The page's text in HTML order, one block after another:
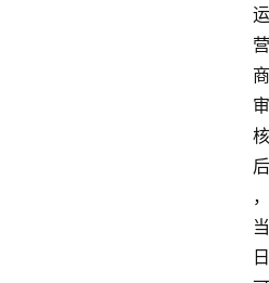
运
营
商
审
核
后
，
当
日